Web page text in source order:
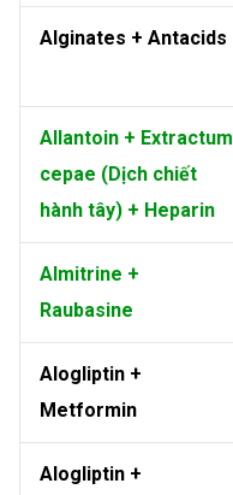
Alginates + Antacids
Allantoin + Extractum
cepae (Dịch chiết
hành tây) + Heparin
Almitrine +
Raubasine
Alogliptin +
Metformin
Alogliptin +